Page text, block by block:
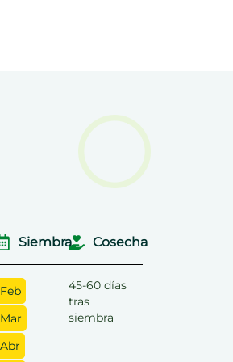
Siembra
Feb
Mar
Abr
Cosecha
45-60 días
tras
siembra